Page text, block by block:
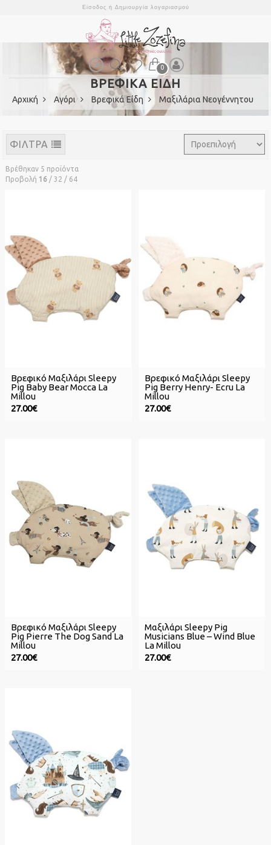
Είσοδος ή Δημιουργία λογαριασμού
0
ΒΡΕΦΙΚΑ ΕΙΔΗ
Αρχική Αγόρι Βρεφικά Είδη Μαξιλάρια Νεογέννητου
ΦΙΛΤΡΑ
Βρέθηκαν 5 προϊόντα
Προβολή 16 / 32 / 64
Βρεφικό Μαξιλάρι Sleepy
Pig Baby Bear Mocca La
Millou
27.00€
Βρεφικό Μαξιλάρι Sleepy
Pig Berry Henry- Ecru La
Millou
27.00€
Βρεφικό Μαξιλάρι Sleepy
Pig Pierre The Dog Sand La
Millou
27.00€
Μαξιλάρι Sleepy Pig
Musicians Blue – Wind Blue
La Millou
27.00€